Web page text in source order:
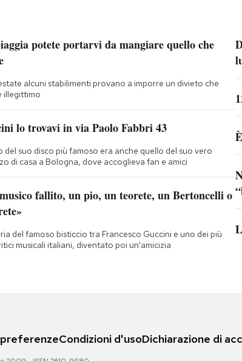
potete portarvi da mangiare quello che
alcuni stabilimenti provano a imporre un divieto che
illegittimo
lo trovavi in via Paolo Fabbri 43
del suo disco più famoso era anche quello del suo vero
di casa a Bologna, dove accoglieva fan e amici
fallito, un pio, un teorete, un Bertoncelli o
del famoso bisticcio tra Francesco Guccini e uno dei più
musicali italiani, diventato poi un'amicizia
Condizioni d'usoDichiarazione di